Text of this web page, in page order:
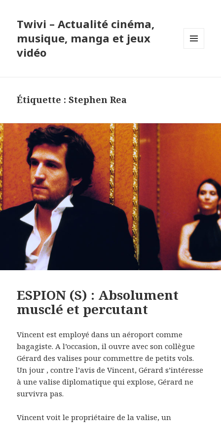
Twivi – Actualité cinéma,
musique, manga et jeux
vidéo
Étiquette :Stephen Rea
ESPION (S) : Absolument
musclé et percutant
Vincent est employé dans un aéroport comme
bagagiste. A l’occasion, il ouvre avec son collègue
Gérard des valises pour commettre de petits vols.
Un jour , contre l’avis de Vincent, Gérard s’intéresse
à une valise diplomatique qui explose, Gérard ne
survivra pas.
Vincent voit le propriétaire de la valise, un